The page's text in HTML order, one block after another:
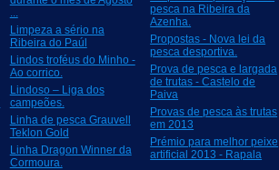
...
Limpeza a sério na
Ribeira do Paúl
Lindos troféus do Minho -
Ao corrico.
Lindoso – Liga dos
campeões.
Linha de pesca Grauvell
Teklon Gold
Linha Dragon Winner da
Cormoura.
pesca na Ribeira da
Azenha.
Propostas - Nova lei da
pesca desportiva.
Prova de pesca e largada
de trutas - Castelo de
Paiva
Provas de pesca às trutas
em 2013
Prémio para melhor peixe
artificial 2013 - Rapala